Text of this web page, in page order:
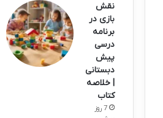
نقش
بازی در
برنامه
درسی
پیش
دبستانی
| خلاصه
کتاب
7 روز